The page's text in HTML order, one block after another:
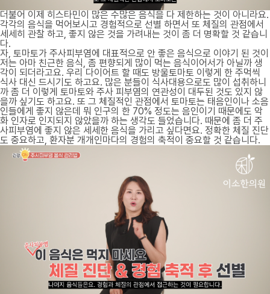
더불어 이제 히스타민이 많은 수많은 음식을 다 제한하는 것이 아니라요.
각각의 음식을 먹어보시고 경험적으로 선별 하면서 또 체질의 관점에서
세세히 관찰 하고, 좋지 않은 것을 가려내는 것이 좀 더 명확할 것 같습니
다.
자, 토마토가 주사피부염에 대표적으로 안 좋은 음식으로 이야기 된 것이
저는 아마 친근한 음식, 좀 편향되게 많이 먹는 음식이어서가 아닐까 생
각이 되더라고요. 우리 다이어트 할 때도 방울토마토 이렇게 한 주먹씩
식사 대신 드시기도 하고요. 많은 분들이 식사대용으로도 많이 섭취하니
까 좀 더 이렇게 토마토와 주사 피부염의 연관성이 대두된 것도 있지 않
을까 싶기도 하고요. 또 그 체질적인 관점에서 토마토는 태음인이나 소음
인들에게 좋지 않은데 뭐 인구의 한 70% 정도는 음인이기 때문에도 악
화 인자로 인지되지 않았을까 하는 생각도 들었습니다. 때문에 좀 더 주
사피부염에 좋지 않은 세세한 음식을 가리고 싶다면요. 정확한 체질 진단
도 중요하고, 환자분 개개인마다의 경험의 축적이 중요할 것 같습니다.